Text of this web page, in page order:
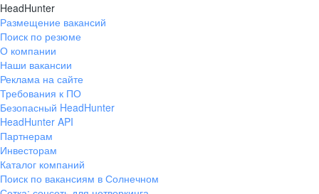
HeadHunter
Размещение вакансий
Поиск по резюме
О компании
Наши вакансии
Реклама на сайте
Требования к ПО
Безопасный HeadHunter
HeadHunter API
Партнерам
Инвесторам
Каталог компаний
Поиск по вакансиям в Солнечном